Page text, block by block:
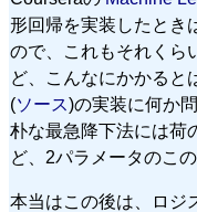
形回帰を実装したとき
ので、これもそれくら
ど、こんなにかかると
(ソース)の実装に何か
朴な最急降下法には荷
ど、2パラメータのこ
本当はこの後は、ロジ